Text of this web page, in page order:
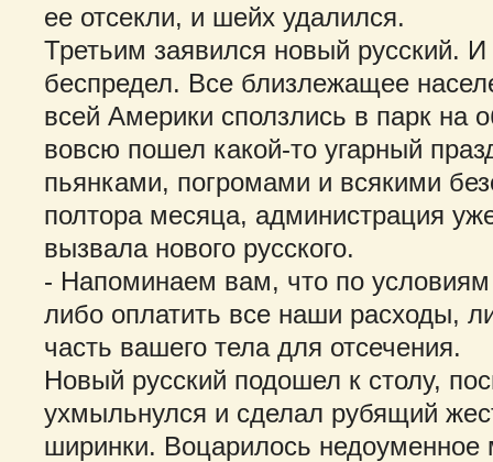
ее отсекли, и шейх удалился.
Третьим заявился новый русский.
беспредел. Все близлежащее
всей Америки сползлись в парк на
вовсю пошел какой-то угарный
пьянками, погромами и всякими
полтора месяца, администрация
вызвала нового русского.
- Напоминаем вам, что по
либо оплатить все наши расходы,
часть вашего тела для отсечения.
Новый русский подошел к столу,
ухмыльнулся и сделал рубящий
ширинки. Воцарилось недоуменное